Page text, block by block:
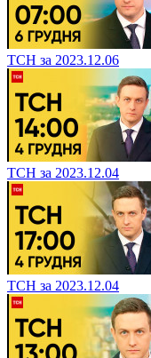
ТСН за 2023.12.06
ТСН за 2023.12.04
ТСН за 2023.12.04